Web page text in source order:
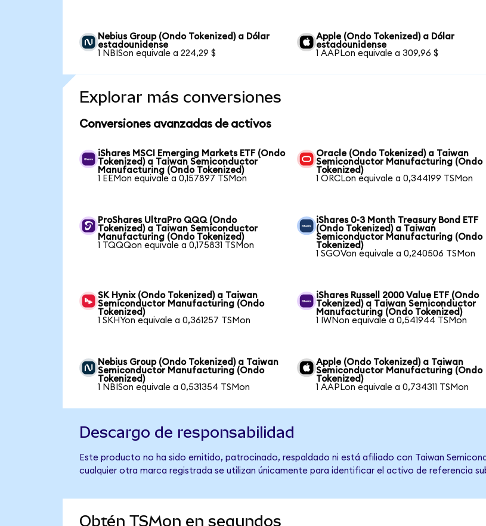
Nebius Group (Ondo Tokenized) a Dólar
estadounidense
1 NBISon equivale a 224,29 $
Apple (Ondo Tokenized) a Dólar
estadounidense
1 AAPLon equivale a 309,96 $
Explorar más conversiones
Conversiones avanzadas de activos
iShares MSCI Emerging Markets ETF (Ondo
Tokenized) a Taiwan Semiconductor
Manufacturing (Ondo Tokenized)
1 EEMon equivale a 0,157897 TSMon
Oracle (Ondo Tokenized) a Taiwan
Semiconductor Manufacturing (Ondo
Tokenized)
1 ORCLon equivale a 0,344199 TSMon
ProShares UltraPro QQQ (Ondo
Tokenized) a Taiwan Semiconductor
Manufacturing (Ondo Tokenized)
1 TQQQon equivale a 0,175831 TSMon
iShares 0-3 Month Treasury Bond ETF
(Ondo Tokenized) a Taiwan
Semiconductor Manufacturing (Ondo
Tokenized)
1 SGOVon equivale a 0,240506 TSMon
SK Hynix (Ondo Tokenized) a Taiwan
Semiconductor Manufacturing (Ondo
Tokenized)
1 SKHYon equivale a 0,361257 TSMon
iShares Russell 2000 Value ETF (Ondo
Tokenized) a Taiwan Semiconductor
Manufacturing (Ondo Tokenized)
1 IWNon equivale a 0,541944 TSMon
Nebius Group (Ondo Tokenized) a Taiwan
Semiconductor Manufacturing (Ondo
Tokenized)
1 NBISon equivale a 0,531354 TSMon
Apple (Ondo Tokenized) a Taiwan
Semiconductor Manufacturing (Ondo
Tokenized)
1 AAPLon equivale a 0,734311 TSMon
Descargo de responsabilidad
Este producto no ha sido emitido, patrocinado, respaldado ni está afiliado con Taiwan
cualquier otra marca registrada se utilizan únicamente para identificar el activo de referencia
Obtén TSMon en segundos